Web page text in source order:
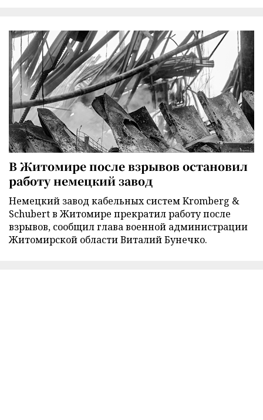
В Житомире после взрывов остановил
работу немецкий завод
Немецкий завод кабельных систем Kromberg &
Schubert в Житомире прекратил работу после
взрывов, сообщил глава военной администрации
Житомирской области Виталий Бунечко.